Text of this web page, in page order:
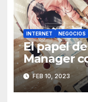
INTERNET NEGOCIOS
El papel
Manager
del
FEB 10, 2023